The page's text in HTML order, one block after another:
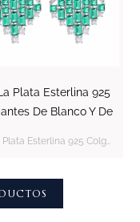
Plata Esterlina 925
De Blanco Y De
De La Plata Esterlina 925 Colgantes De Blanco Y De Verde Los Pendientes